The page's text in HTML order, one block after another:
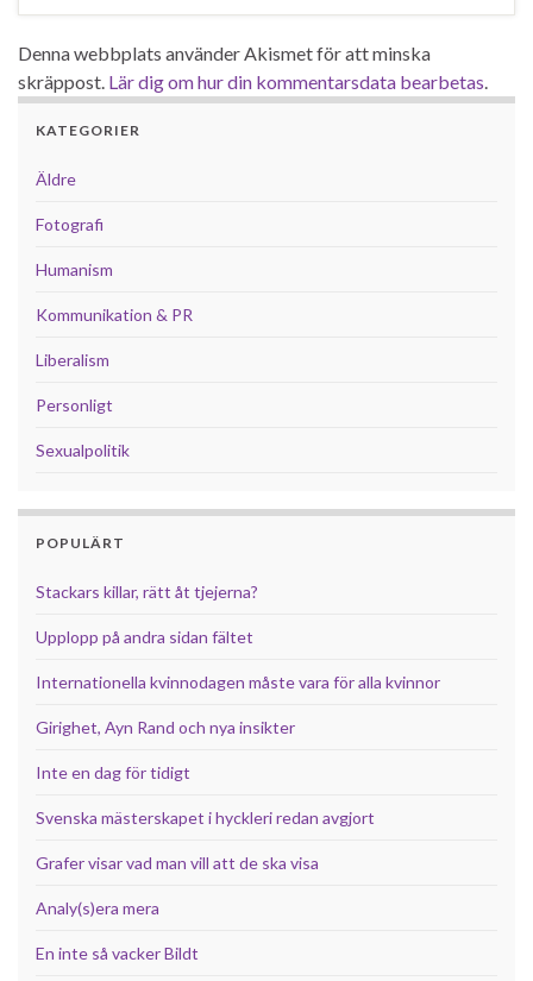
Denna webbplats använder Akismet för att minska
skräppost. Lär dig om hur din kommentarsdata bearbetas.
KATEGORIER
Äldre
Fotografi
Humanism
Kommunikation & PR
Liberalism
Personligt
Sexualpolitik
POPULÄRT
Stackars killar, rätt åt tjejerna?
Upplopp på andra sidan fältet
Internationella kvinnodagen måste vara för alla kvinnor
Girighet, Ayn Rand och nya insikter
Inte en dag för tidigt
Svenska mästerskapet i hyckleri redan avgjort
Grafer visar vad man vill att de ska visa
Analy(s)era mera
En inte så vacker Bildt